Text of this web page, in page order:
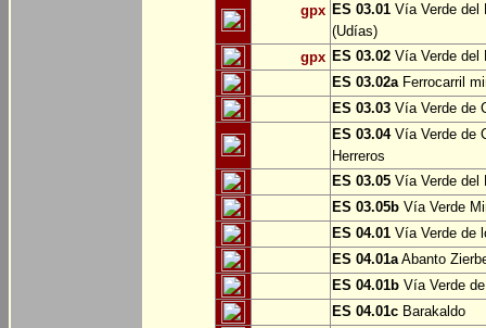
gpx ES 03.01 Vía Verde del
(Udías)
gpx ES 03.02 Vía Verde del
ES 03.02aFerrocarril
ES 03.03 Vía Verde de
ES 03.04Vía Verde de
Herreros
ES 03.05 Vía Verde del
ES 03.05b Vía Verde
ES 04.01 Vía Verde de
ES 04.01aAbanto
ES 04.01b Vía Verde
ES 04.01c Barakaldo